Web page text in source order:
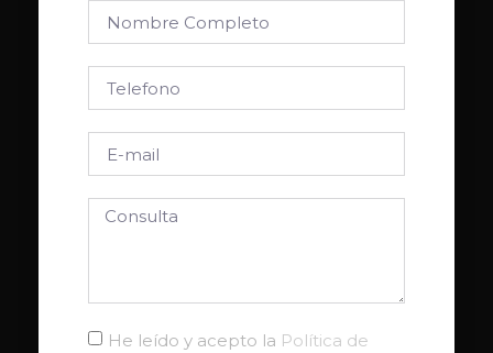
He leído y acepto la Política de